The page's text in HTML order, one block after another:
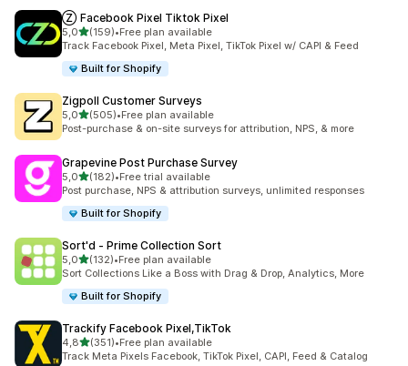
Ⓩ Facebook Pixel Tiktok Pixel
5,0z 5 hvězd
(159)
Celkový počet recenzí: 159
•Free plan available
Track Facebook Pixel, Meta Pixel, TikTok Pixel w/ CAPI & Feed
Built for Shopify
Zigpoll Customer Surveys
5,0z 5 hvězd
(505)
Celkový počet recenzí: 505
•Free plan available
Post-purchase & on-site surveys for attribution, NPS, & more
Grapevine Post Purchase Survey
5,0z 5 hvězd
(182)
Celkový počet recenzí: 182
•Free trial available
Post purchase, NPS & attribution surveys, unlimited responses
Built for Shopify
Sort'd ‑ Prime Collection Sort
5,0z 5 hvězd
(132)
Celkový počet recenzí: 132
•Free plan available
Sort Collections Like a Boss with Drag & Drop, Analytics, More
Built for Shopify
Trackify Facebook Pixel,TikTok
4,8z 5 hvězd
(351)
Celkový počet recenzí: 351
•Free plan available
Track Meta Pixels Facebook, TikTok Pixel, CAPI, Feed & Catalog